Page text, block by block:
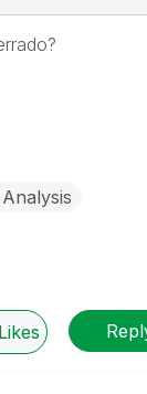
Likes